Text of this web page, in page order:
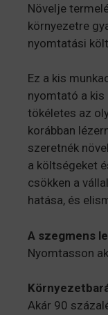
Növelje
környezetre
nyomtatási
Ez a kis
nyomtató a
tökéletes az
korábban
szeretnék
a költségeket
csökken a
hatása, és
A szegmens
Nyomtasson
Akár 90